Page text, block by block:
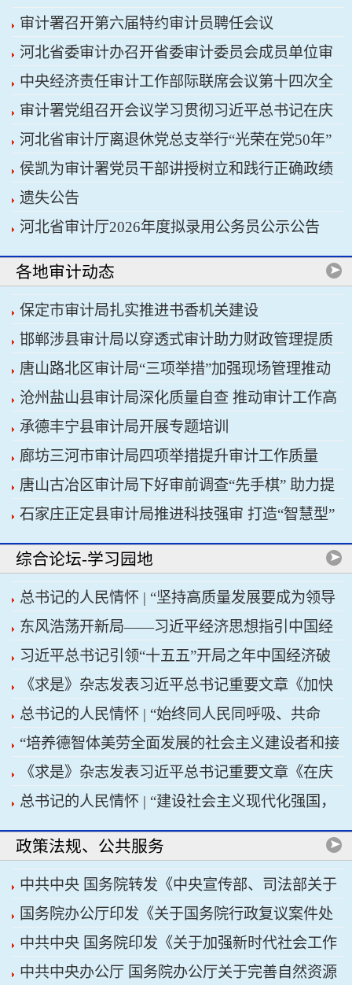
审计署召开第六届特约审计员聘任会议
河北省委审计办召开省委审计委员会成员单位审
计重点工作协调推进会议暨省经济责任审计工作厅
际联席会议
中央经济责任审计工作部际联席会议第十四次全
体会议召开
审计署党组召开会议学习贯彻习近平总书记在庆
祝中国共产党成立105周年大会上的重要讲话精神
河北省审计厅离退休党总支举行“光荣在党50年”
纪念章颁发仪式
侯凯为审计署党员干部讲授树立和践行正确政绩
观学习教育专题党课
遗失公告
河北省审计厅2026年度拟录用公务员公示公告
各地审计动态
保定市审计局扎实推进书香机关建设
邯郸涉县审计局以穿透式审计助力财政管理提质
增效
唐山路北区审计局“三项举措”加强现场管理推动
审计工作科学规范
沧州盐山县审计局深化质量自查 推动审计工作高
质量发展
承德丰宁县审计局开展专题培训
廊坊三河市审计局四项举措提升审计工作质量
唐山古冶区审计局下好审前调查“先手棋” 助力提
升项目质效
石家庄正定县审计局推进科技强审 打造“智慧型”
审计机关
综合论坛-学习园地
总书记的人民情怀 | “坚持高质量发展要成为领导
干部政绩观的重要内容”
东风浩荡开新局——习近平经济思想指引中国经
济高质量发展行稳致远
习近平总书记引领“十五五”开局之年中国经济破
浪前行
《求是》杂志发表习近平总书记重要文章《加快
建设健康中国》
总书记的人民情怀 | “始终同人民同呼吸、共命
运、心连心”
“培养德智体美劳全面发展的社会主义建设者和接
班人”——习近平总书记的重要论述指引基础教育
改革发展开创新局面
《求是》杂志发表习近平总书记重要文章《在庆
祝中国共产党成立105周年大会上的讲话》
总书记的人民情怀 | “建设社会主义现代化强国，
关键在科技自立自强”
政策法规、公共服务
中共中央 国务院转发《中央宣传部、司法部关于
开展法治宣传教育的第九个五年规划（2026——
2030年）》
国务院办公厅印发《关于国务院行政复议案件处
理程序的若干规定》
中共中央 国务院印发《关于加强新时代社会工作
的意见》
中共中央办公厅 国务院办公厅关于完善自然资源